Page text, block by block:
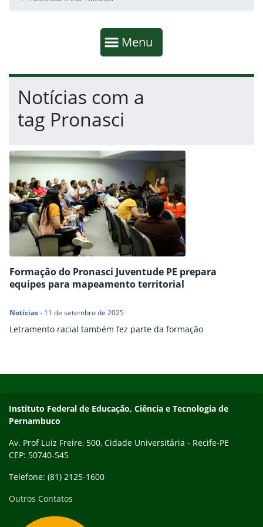
Mostrar
Menu
Fim da navegação
Início do conteúdo
Notícias com a
tag Pronasci
Formação do Pronasci Juventude PE prepara
equipes para mapeamento territorial
Notícias- 11 de setembro de 2025
Letramento racial também fez parte da formação
Instituto Federal de Educação, Ciência e Tecnologia de
Pernambuco
Av. Prof Luiz Freire, 500, Cidade Universitária - Recife-PE
CEP: 50740-545
Telefone: (81) 2125-1600
Outros Contatos